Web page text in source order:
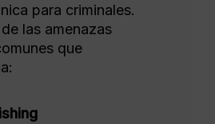
para criminales.
las amenazas
que